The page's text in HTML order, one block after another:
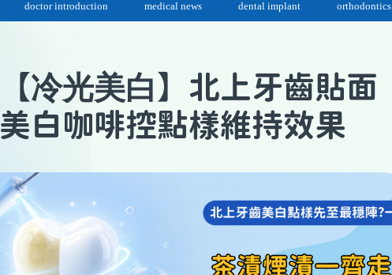
doctor introduction medical news dental implant orthodontics
【冷光美白 】北上牙齒貼面
美白咖啡控點樣維持效果